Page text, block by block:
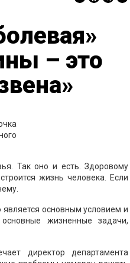
– это
Так оно и есть. Здоровому
жизнь человека. Если
основным условием и
жизненные задачи,
директор департамента